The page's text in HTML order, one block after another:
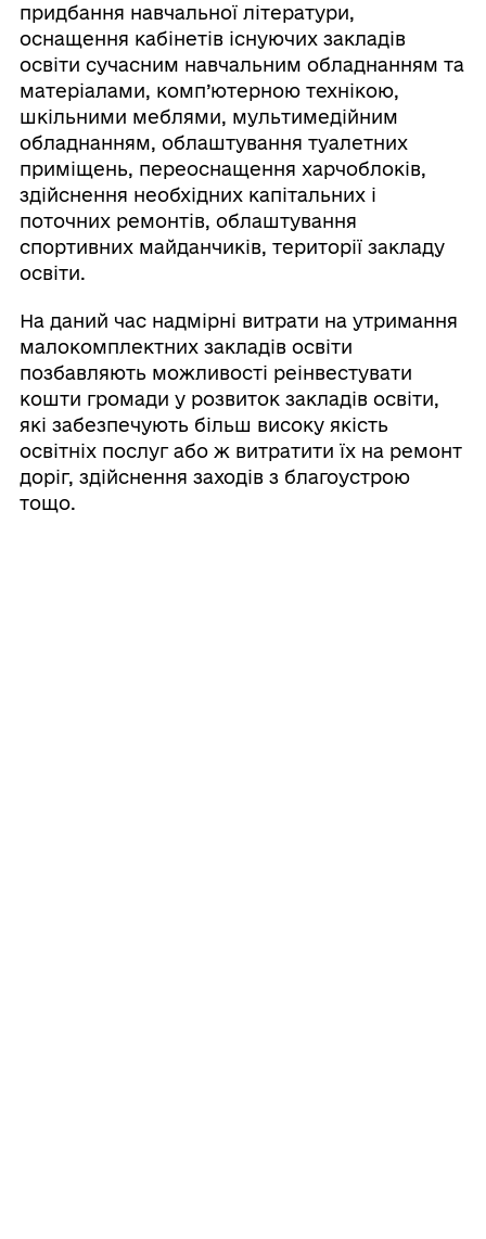
придбання навчальної літератури,
оснащення кабінетів існуючих закладів
освіти сучасним навчальним обладнанням та
матеріалами, комп’ютерною технікою,
шкільними меблями, мультимедійним
обладнанням, облаштування туалетних
приміщень, переоснащення харчоблоків,
здійснення необхідних капітальних і
поточних ремонтів, облаштування
спортивних майданчиків, території закладу
освіти.
На даний час надмірні витрати на утримання
малокомплектних закладів освіти
позбавляють можливості реінвестувати
кошти громади у розвиток закладів освіти,
які забезпечують більш високу якість
освітніх послуг або ж витратити їх на ремонт
доріг, здійснення заходів з благоустрою
тощо.